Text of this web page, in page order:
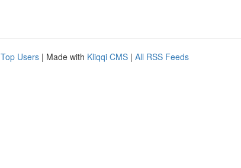
Top Users | Made with Kliqqi CMS | All RSS Feeds